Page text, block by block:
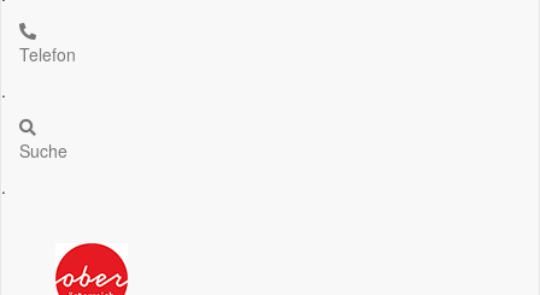
Telefon
.
Suche
.